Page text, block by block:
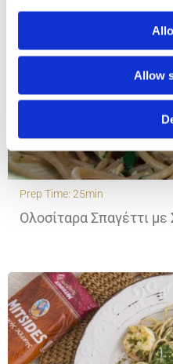
Allow
Prep Time: 25min
Ολοσίταρα Σπαγέττι με